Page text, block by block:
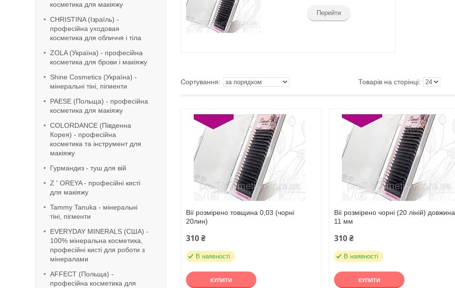
косметика для макіяжу
CHRISTINA (Ізраїль) -
професійна уходовая
косметика для обличчя і тіла
ZOLA (Україна) - професійна
косметика для брови і макіяжу
Shine Cosmetics (Україна) -
мінеральні тіні, пігменти
PAESE (Польща) - професійна
косметика для макіяжу
COLORDANCE (Південна
Корея) - професійна
косметика та інструмент для
макіяжу
Гурмандиз - туш для вій
Z ' OREYA - професійні кисті
для макіяжу
Tammy Tanuka - мінеральні
тіні, пігменти
EVERYDAY MINERALS (США) -
100% мінеральна косметика,
професійні кисті для роботи з
мінералами
AFFECT (Польща) -
професійна косметика для
Перейти
Вії розмірено товщина 0,03 (чорні
20лин)
310 ₴
В наявності
КУПИТИ
Вії розмірено чорні (20 ліній) довжина
11 мм
310 ₴
В наявності
КУПИТИ